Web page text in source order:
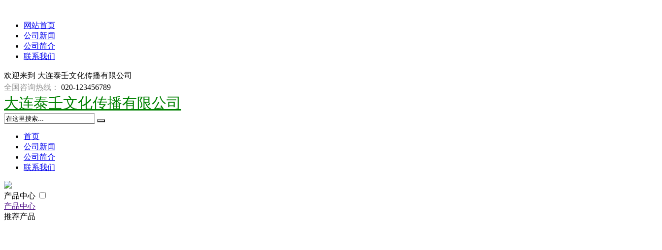
网站首页
公司新闻
公司简介
联系我们
欢迎来到 大连泰壬文化传播有限公司
全国咨询热线：
020-123456789
大连泰壬文化传播有限公司
首页
公司新闻
公司简介
联系我们
产品中心
产品中心
推荐产品